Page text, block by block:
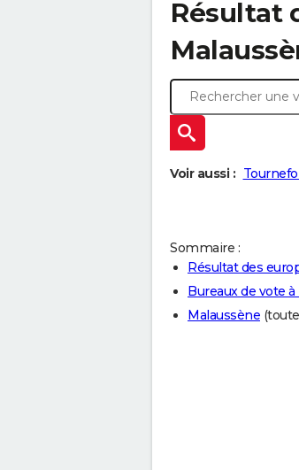
Résultat
Voir aussi :
Sommaire :
Résultat des
Bureaux de vote
Malaussène